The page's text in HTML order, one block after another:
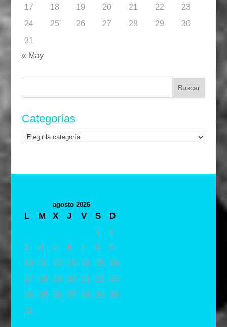
17
18 19 20 21 22
23
24
25 26 27 28 29
30
31
« May
Categorías
Categorías
agosto 2026
L M X J V S
D
1
2
3
4 5 6 7 8
9
10
11 12 13 14 15
16
17
18 19 20 21 22
23
24
25 26 27 28 29 30
31